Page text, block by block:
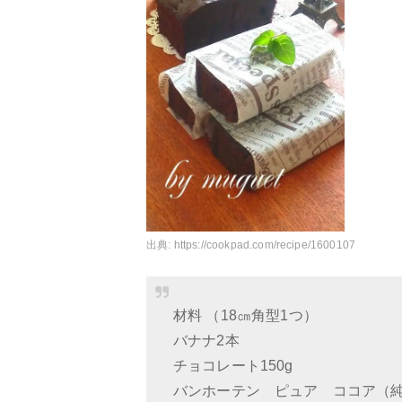
出典: https://cookpad.com/recipe/1600107
材料 （18㎝角型1つ）
バナナ2本
チョコレート150g
バンホーテン ピュア ココア（